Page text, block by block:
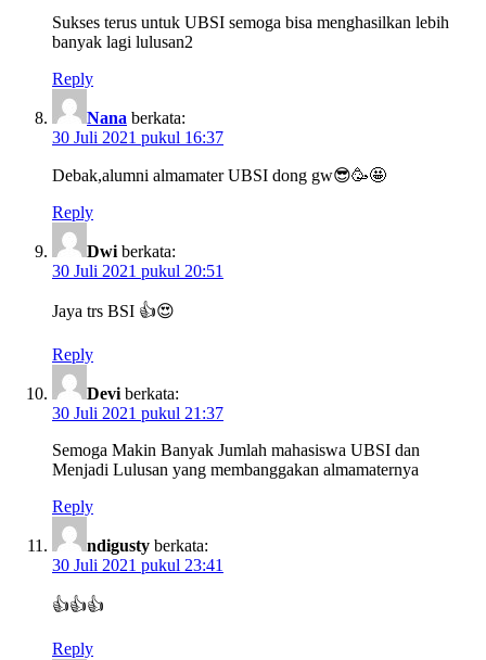
Sukses terus untuk UBSI semoga bisa menghasilkan lebih
banyak lagi lulusan2
Reply
Nana berkata:
30 Juli 2021 pukul 16:37
Debak,alumni almamater UBSI dong gw😎🥳🤩
Reply
Dwi berkata:
30 Juli 2021 pukul 20:51
Jaya trs BSI 👍😍
Reply
Devi berkata:
30 Juli 2021 pukul 21:37
Semoga Makin Banyak Jumlah mahasiswa UBSI dan
Menjadi Lulusan yang membanggakan almamaternya
Reply
ndigusty berkata:
30 Juli 2021 pukul 23:41
👍👍👍
Reply